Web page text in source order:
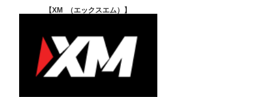
【XM （エックスエム） 】